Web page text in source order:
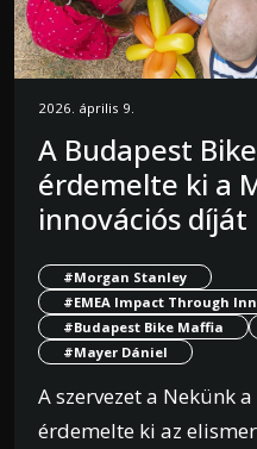
2026. április 9.
A Budapest
érdemelte ki a
innovációs díját
#Morgan Stanley
#EMEA Impact Through
#Budapest Bike Maffia
#Mayer Dániel
A szervezet a Nekünk
érdemelte ki az